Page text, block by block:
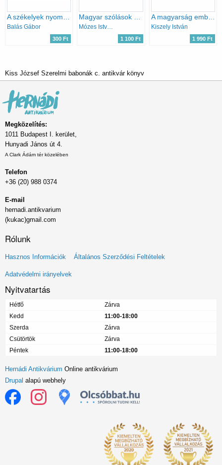
A székelyek nyomában
Balás Gábor
300 Ft
Magyar szólások és közmondások
Mózes István Miklós (szerk.)
1 100 Ft
A magyarság embertana
Kiszely István
1 990 Ft
Kiss József Szerelmi babonák c. antikvár könyv
Megközelítés:
1011 Budapest I. kerület,
Hunyadi János út 4.
A Clark Ádám tér közelében
Telefon
+36 (20) 988 0374
E-mail
hernadi.antikvarium
(kukac)gmail.com
Rólunk
Lábléc
menü
Hasznos Információk Általános Szerződési Feltételek
Adatvédelmi irányelvek
Nyitvatartás
Hétfő
Zárva
Kedd
11:00-18:00
Szerda
Zárva
Csütörtök
Zárva
Péntek
11:00-18:00
Hernádi Antikvárium Online antikvárium
Drupal alapú webhely